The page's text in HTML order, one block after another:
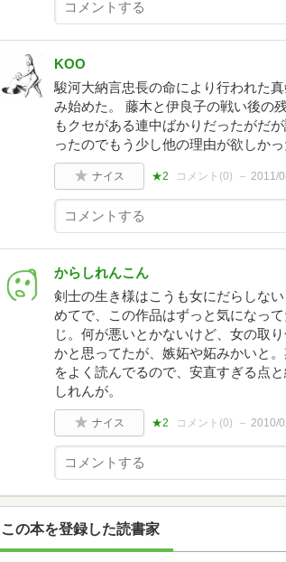
KOO
駿河大納言忠長の命により行われた
み始めた。 藤木と伊良子の戦い後の
もクセがある連中ばかりだったがだ
ったのでもう少し他の理由が欲しかっ
ナイス ★2 コメント(0) 2011/
からしれんこん
剣士の生き様はこうも女にだらしな
めてで、この作品はずっと気になっ
じ。何が悪いとかないけど、女の取
かと思ってたが、嫉妬や妬みかいと
をよく読んでるので、安直すぎる点
しれんが。
ナイス ★2 コメント(0) 2010/
この本を登録した読書家